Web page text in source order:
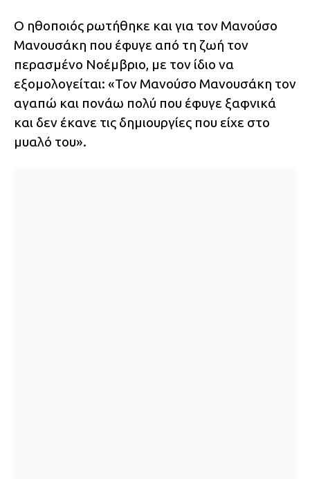
Ο ηθοποιός ρωτήθηκε και για τον Μανούσο
Μανουσάκη που έφυγε από τη ζωή τον
περασμένο Νοέμβριο, με τον ίδιο να
εξομολογείται: «Τον Μανούσο Μανουσάκη τον
αγαπώ και πονάω πολύ που έφυγε ξαφνικά
και δεν έκανε τις δημιουργίες που είχε στο
μυαλό του».